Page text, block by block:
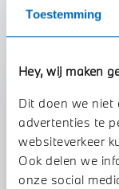
Toestemming
Hey, wij maken
Dit doen we niet
advertenties te
websiteverkeer
Ook delen we
onze social
Uw auto